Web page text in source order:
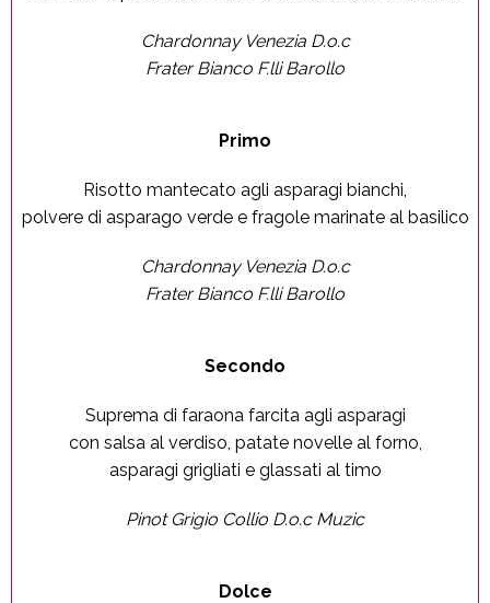
Chardonnay Venezia D.o.c
Frater Bianco F.lli Barollo
Primo
Risotto mantecato agli asparagi bianchi,
polvere di asparago verde e fragole marinate al basilico
Chardonnay Venezia D.o.c
Frater Bianco F.lli Barollo
Secondo
Suprema di faraona farcita agli asparagi
con salsa al verdiso, patate novelle al forno,
asparagi grigliati e glassati al timo
Pinot Grigio Collio D.o.c Muzic
Dolce